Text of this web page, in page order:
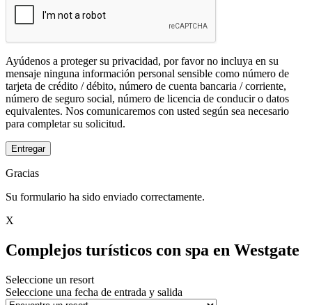
Ayúdenos a proteger su privacidad, por favor no incluya en su
mensaje ninguna información personal sensible como número de
tarjeta de crédito / débito, número de cuenta bancaria / corriente,
número de seguro social, número de licencia de conducir o datos
equivalentes. Nos comunicaremos con usted según sea necesario
para completar su solicitud.
Entregar
Gracias
Su formulario ha sido enviado correctamente.
X
Complejos turísticos con spa en Westgate
Seleccione un resort
Seleccione una fecha de entrada y salida